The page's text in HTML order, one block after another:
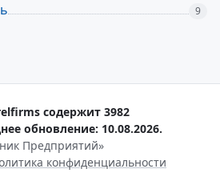
9
содержит 3982
обновление: 10.08.2026.
Предприятий»
конфиденциальности